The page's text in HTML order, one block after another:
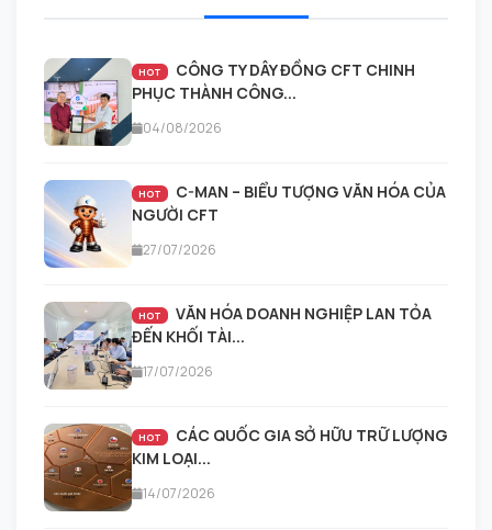
HOT
CÔNG TY DÂY ĐỒNG CFT CHINH
PHỤC THÀNH CÔNG...
04/08/2026
HOT
C-MAN – BIỂU TƯỢNG VĂN HÓA CỦA
NGƯỜI CFT
27/07/2026
HOT
VĂN HÓA DOANH NGHIỆP LAN TỎA
ĐẾN KHỐI TÀI...
17/07/2026
HOT
CÁC QUỐC GIA SỞ HỮU TRỮ LƯỢNG
KIM LOẠI...
14/07/2026